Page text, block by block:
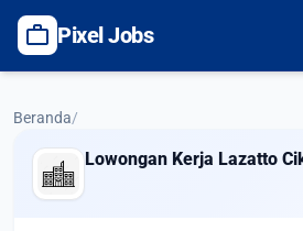
work Pixel Jobs
Beranda/
Lowongan Kerja Lazatto